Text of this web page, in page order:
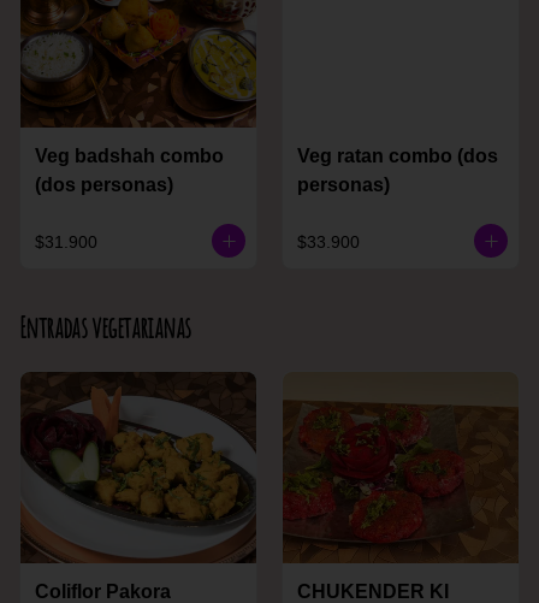
Veg badshah combo
(dos personas)
$31.900
Veg ratan combo (dos
personas)
$33.900
Entradas vegetarianas
Coliflor Pakora
CHUKENDER KI